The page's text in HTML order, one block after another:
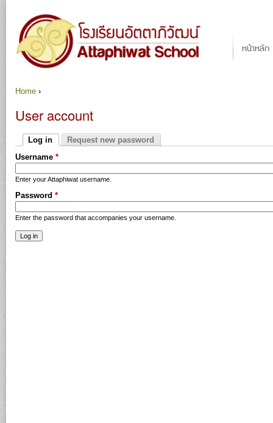
หน้าหลัก
You are here
Home ›
User account
Primary tabs
Log in
Request new password
Username *
Enter your Attaphiwat username.
Password *
Enter the password that accompanies your username.